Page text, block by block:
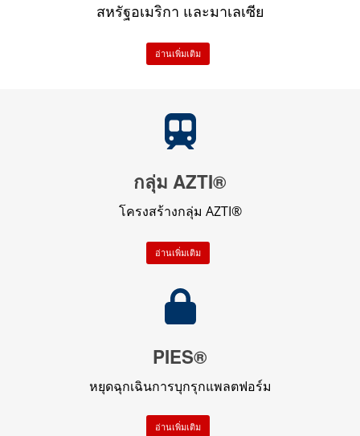
สหรัฐอเมริกา และมาเลเซีย
อ่านเพิ่มเติม
กลุ่ม AZTI®
โครงสร้างกลุ่ม AZTI®
อ่านเพิ่มเติม
PIES®
หยุดฉุกเฉินการบุกรุกแพลตฟอร์ม
อ่านเพิ่มเติม